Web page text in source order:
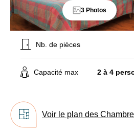
remise
sur
le
pension
complète
Supplément
séjour,
selon
disponibilités
3 Photos
Nb. de pièces
Capacité max 2 à 4
Voir le plan des
En
renseignant
votre
email
acceptez
de
newsletter
de
VTF.